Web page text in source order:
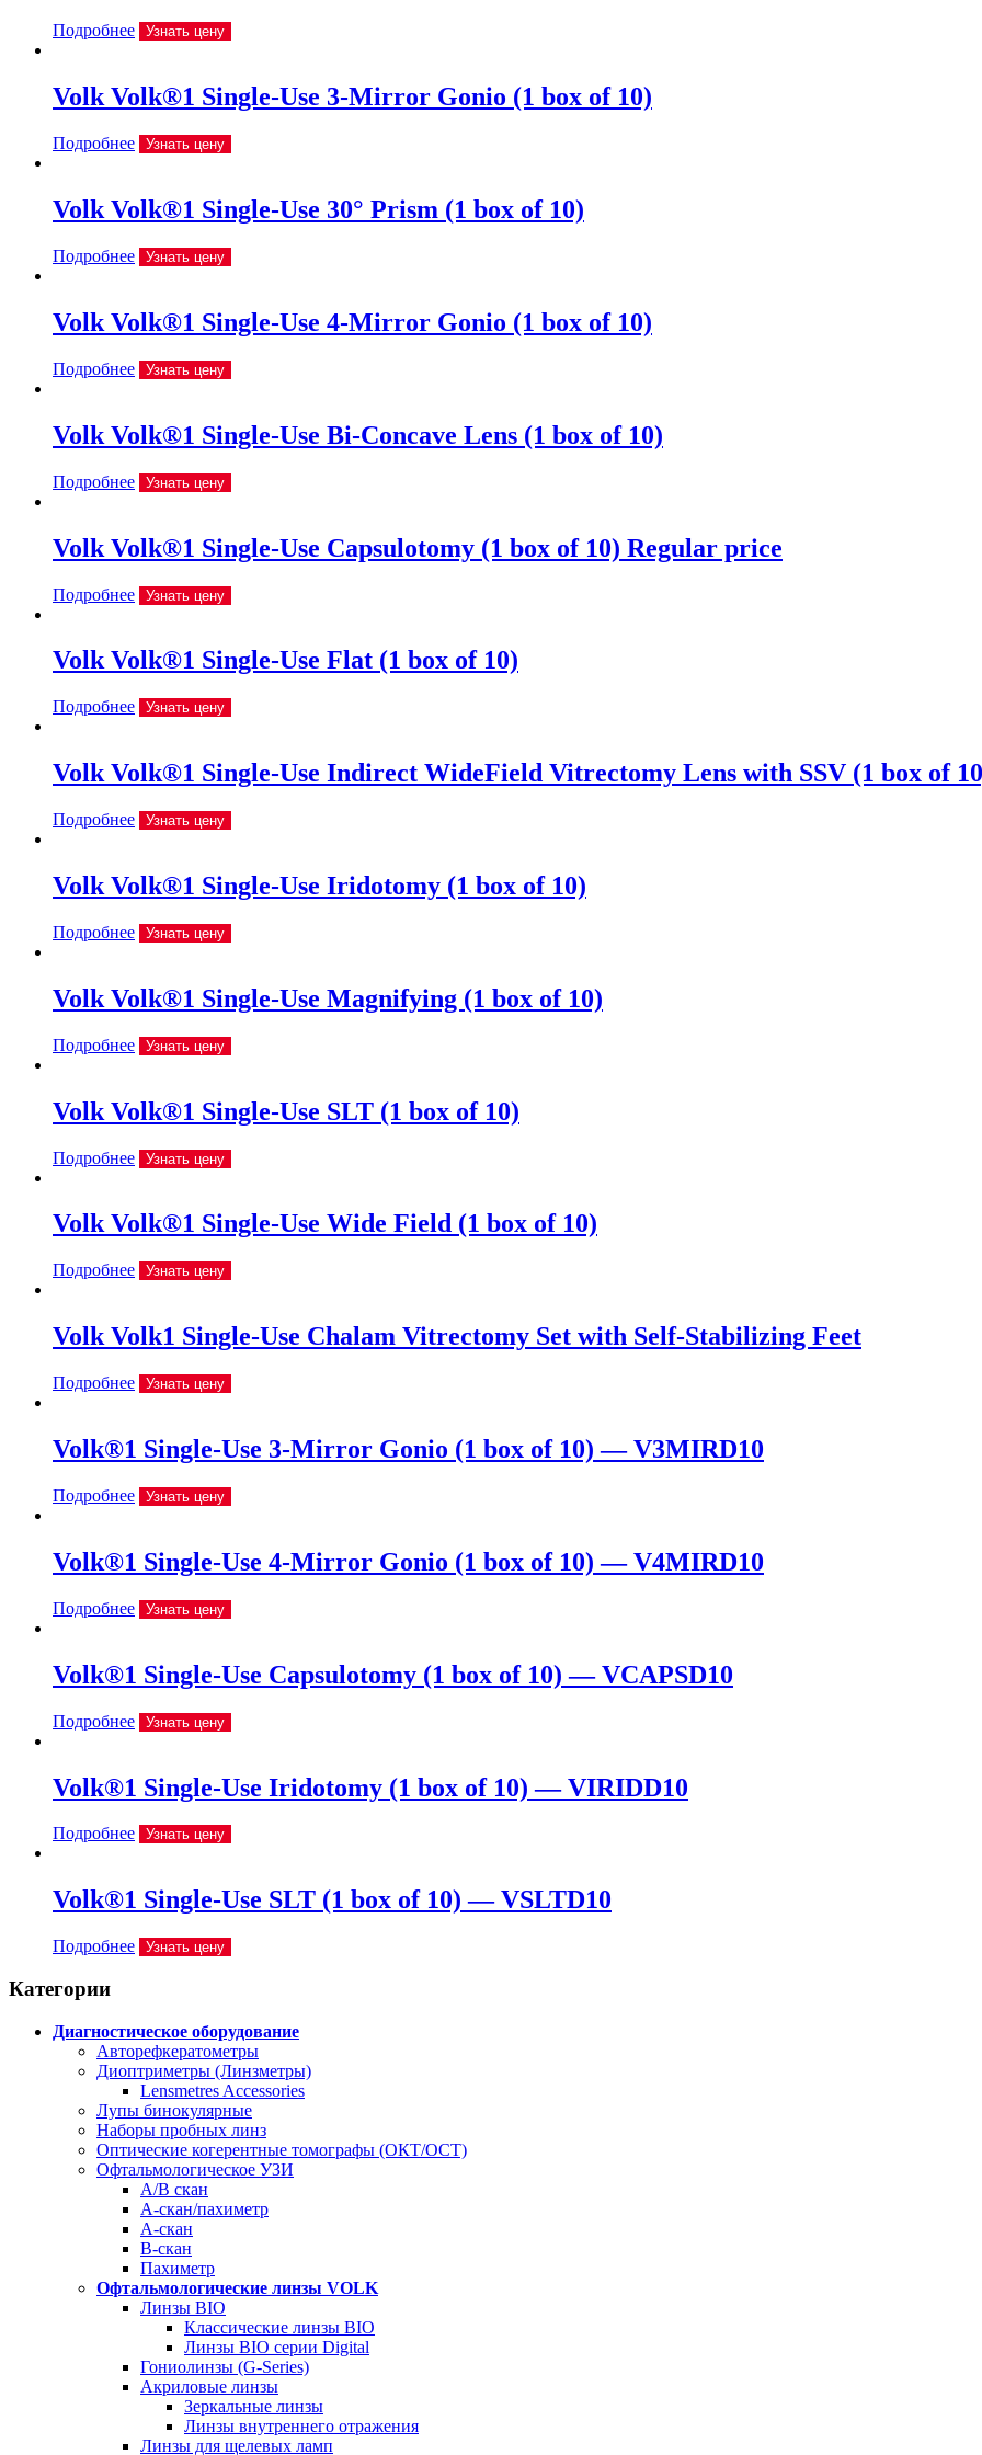
Подробнее Узнать цену
Volk Volk®1 Single-Use 3-Mirror Gonio (1 box of 10)
Подробнее Узнать цену
Volk Volk®1 Single-Use 30° Prism (1 box of 10)
Подробнее Узнать цену
Volk Volk®1 Single-Use 4-Mirror Gonio (1 box of 10)
Подробнее Узнать цену
Volk Volk®1 Single-Use Bi-Concave Lens (1 box of 10)
Подробнее Узнать цену
Volk Volk®1 Single-Use Capsulotomy (1 box of 10) Regular price
Подробнее Узнать цену
Volk Volk®1 Single-Use Flat (1 box of 10)
Подробнее Узнать цену
Volk Volk®1 Single-Use Indirect WideField Vitrectomy Lens with SSV (1 box of
Подробнее Узнать цену
Volk Volk®1 Single-Use Iridotomy (1 box of 10)
Подробнее Узнать цену
Volk Volk®1 Single-Use Magnifying (1 box of 10)
Подробнее Узнать цену
Volk Volk®1 Single-Use SLT (1 box of 10)
Подробнее Узнать цену
Volk Volk®1 Single-Use Wide Field (1 box of 10)
Подробнее Узнать цену
Volk Volk1 Single-Use Chalam Vitrectomy Set with Self-Stabilizing Feet
Подробнее Узнать цену
Volk®1 Single-Use 3-Mirror Gonio (1 box of 10) — V3MIRD10
Подробнее Узнать цену
Volk®1 Single-Use 4-Mirror Gonio (1 box of 10) — V4MIRD10
Подробнее Узнать цену
Volk®1 Single-Use Capsulotomy (1 box of 10) — VCAPSD10
Подробнее Узнать цену
Volk®1 Single-Use Iridotomy (1 box of 10) — VIRIDD10
Подробнее Узнать цену
Volk®1 Single-Use SLT (1 box of 10) — VSLTD10
Подробнее Узнать цену
Категории
Диагностическое оборудование
Авторефкератометры
Диоптриметры (Линзметры)
Lensmetres Accessories
Лупы бинокулярные
Наборы пробных линз
Оптические когерентные томографы (ОКТ/ОСТ)
Офтальмологическое УЗИ
A/B скан
A-скан/пахиметр
A-скан
B-скан
Пахиметр
Офтальмологические линзы VOLK
Линзы BIO
Классические линзы BIO
Линзы BIO серии Digital
Гониолинзы (G-Series)
Акриловые линзы
Зеркальные линзы
Линзы внутреннего отражения
Линзы для щелевых ламп